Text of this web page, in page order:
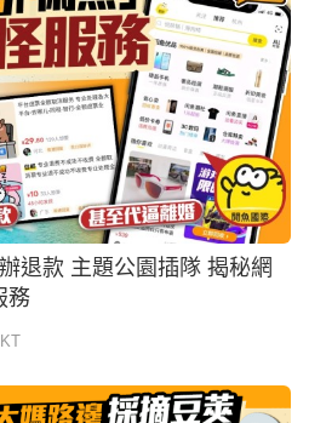
路邊採摘豆莢 拆解香港四大